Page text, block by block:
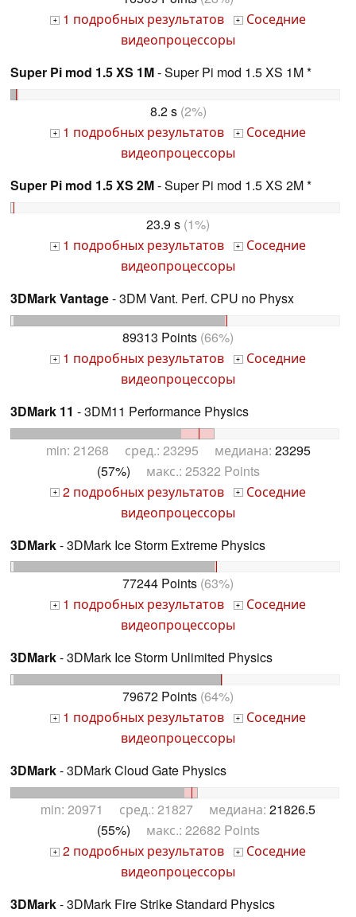
+ 1 подробных результатов + Соседние
видеопроцессоры
Super Pi mod 1.5 XS 1M- Super Pi mod 1.5 XS 1M *
8.2 s(2%)
+ 1 подробных результатов + Соседние
видеопроцессоры
Super Pi mod 1.5 XS 2M- Super Pi mod 1.5 XS 2M *
23.9 s (1%)
+ 1 подробных результатов + Соседние
видеопроцессоры
3DMark Vantage- 3DM Vant. Perf. CPU no Physx
89313 Points (66%)
+ 1 подробных результатов + Соседние
видеопроцессоры
3DMark 11 - 3DM11 Performance Physics
min: 21268 сред.: 23295 медиана: 23295
(57%) макс.: 25322 Points
+ 2 подробных результатов + Соседние
видеопроцессоры
3DMark- 3DMark Ice Storm Extreme Physics
77244 Points (63%)
+ 1 подробных результатов + Соседние
видеопроцессоры
3DMark- 3DMark Ice Storm Unlimited Physics
79672 Points (64%)
+ 1 подробных результатов + Соседние
видеопроцессоры
3DMark- 3DMark Cloud Gate Physics
min: 20971 сред.: 21827 медиана: 21826.5
(55%) макс.: 22682 Points
+ 2 подробных результатов + Соседние
видеопроцессоры
3DMark- 3DMark Fire Strike Standard Physics